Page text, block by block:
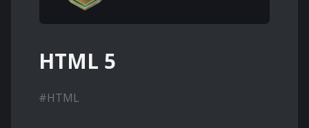
HTML 5
#HTML